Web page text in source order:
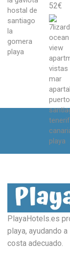
52€
PlayaHotels.es
playa, ayudando
costa adecuado.